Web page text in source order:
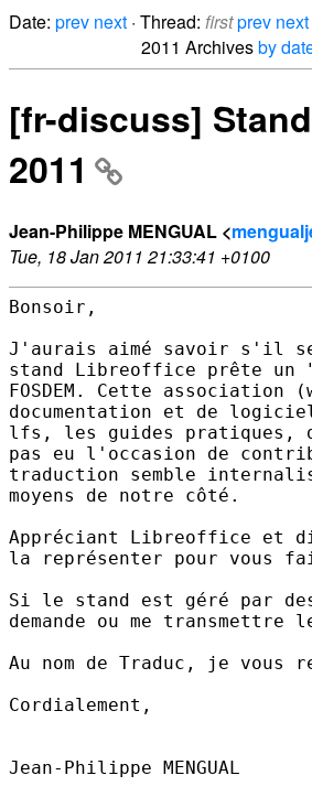
Date: prev next · Thread: firstprev next
2011 Archivesby
[fr-discuss]
2011
Jean-Philippe MENGUAL <
Tue, 18 Jan 2011 21:33:41 +0100
Bonsoir,
J'aurais aimé savoir s'il
stand Libreoffice prête un
FOSDEM. Cette
documentation et de
lfs, les guides pratiques,
pas eu l'occasion de
traduction semble
moyens de notre côté.
Appréciant Libreoffice et
la représenter pour vous
Si le stand est géré par
demande ou me transmettre
Au nom de Traduc, je vous
Cordialement,
Jean-Philippe MENGUAL